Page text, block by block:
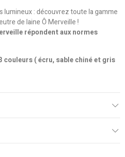
lumineux : découvrez toute la gamme
de laine Ô Merveille !
répondent aux normes
couleurs ( écru, sable chiné et gris